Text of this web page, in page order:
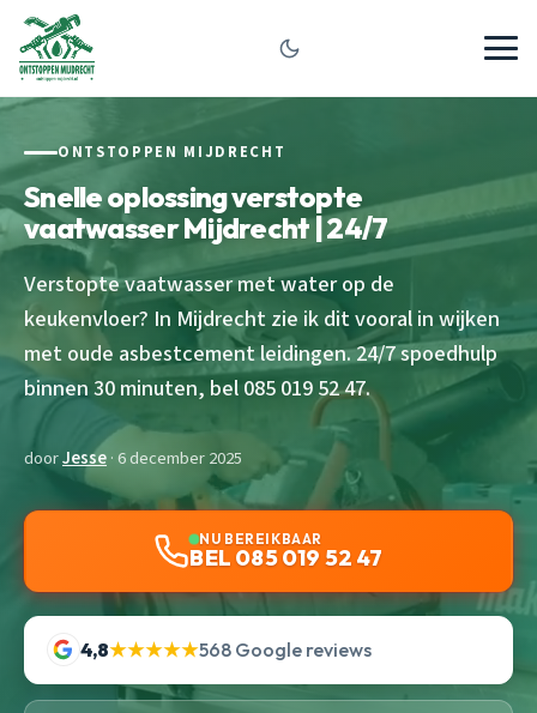
ONTSTOPPEN MIJDRECHT
Snelle oplossing verstopte
vaatwasser Mijdrecht | 24/7
Verstopte vaatwasser met water op de
keukenvloer? In Mijdrecht zie ik dit vooral in wijken
met oude asbestcement leidingen. 24/7 spoedhulp
binnen 30 minuten, bel 085 019 52 47.
doorJesse· 6 december 2025
NU BEREIKBAAR
BEL 085 019 52 47
4,8★★★★★568 Google reviews